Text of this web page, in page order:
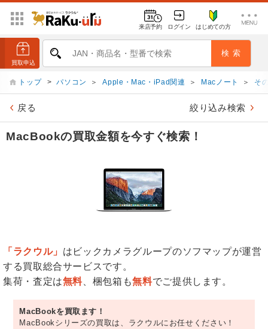
来店予約 ログイン はじめての方
トップ > パソコン ＞ Apple・Mac・iPad関連 ＞ Macノート ＞ そ
戻る 絞り込み検索
MacBookの買取金額を今すぐ検索！
「ラクウル」 はビックカメラグループのソフマップが運営
する買取総合サービスです。
集荷・査定は無料 、梱包箱も無料でご提供します。
MacBookを買取ます！
MacBookシリーズの買取は、ラクウルにお任せください！